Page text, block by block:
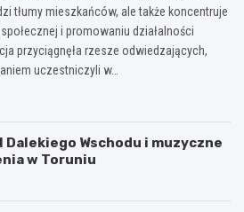
tłumy mieszkańców, ale także koncentruje
i promowaniu działalności
przyciągnęła rzesze odwiedzających,
uczestniczyli w…
Dalekiego Wschodu i muzyczne
w Toruniu